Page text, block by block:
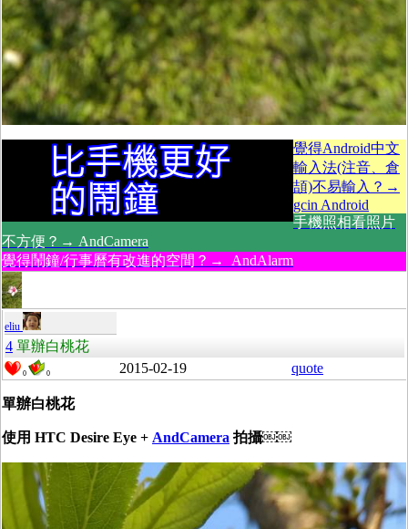
覺得Android中文
輸入法(注音、倉
頡)不易輸入？→
gcin Android
手機照相看照片
不方便？→ AndCamera
覺得鬧鐘/行事曆有改進的空間？→ AndAlarm
eliu
4 單辦白桃花
0 0 2015-02-19 quote
單辦白桃花
使用 HTC Desire Eye + AndCamera 拍攝￼￼